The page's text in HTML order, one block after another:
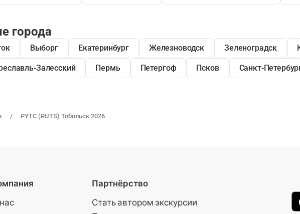
РУТС (RUTS) Тобольск 2026
города
Выборг Екатеринбург Железноводск Зеленоградск
Залесский Пермь Петергоф Псков Санкт-
Партнёрство
Стать автором экскурсии